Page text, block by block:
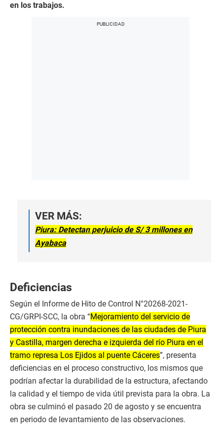
en los trabajos.
VER MÁS:
Piura: Detectan perjuicio de S/ 3 millones en
Ayabaca
Deficiencias
Según el Informe de Hito de Control N°20268-2021-
CG/GRPI-SCC, la obra “Mejoramiento del servicio de
protección contra inundaciones de las ciudades de Piura
y Castilla, margen derecha e izquierda del río Piura en el
tramo represa Los Ejidos al puente Cáceres”, presenta
deficiencias en el proceso constructivo, los mismos que
podrían afectar la durabilidad de la estructura, afectando
la calidad y el tiempo de vida útil prevista para la obra. La
obra se culminó el pasado 20 de agosto y se encuentra
en periodo de levantamiento de las observaciones.